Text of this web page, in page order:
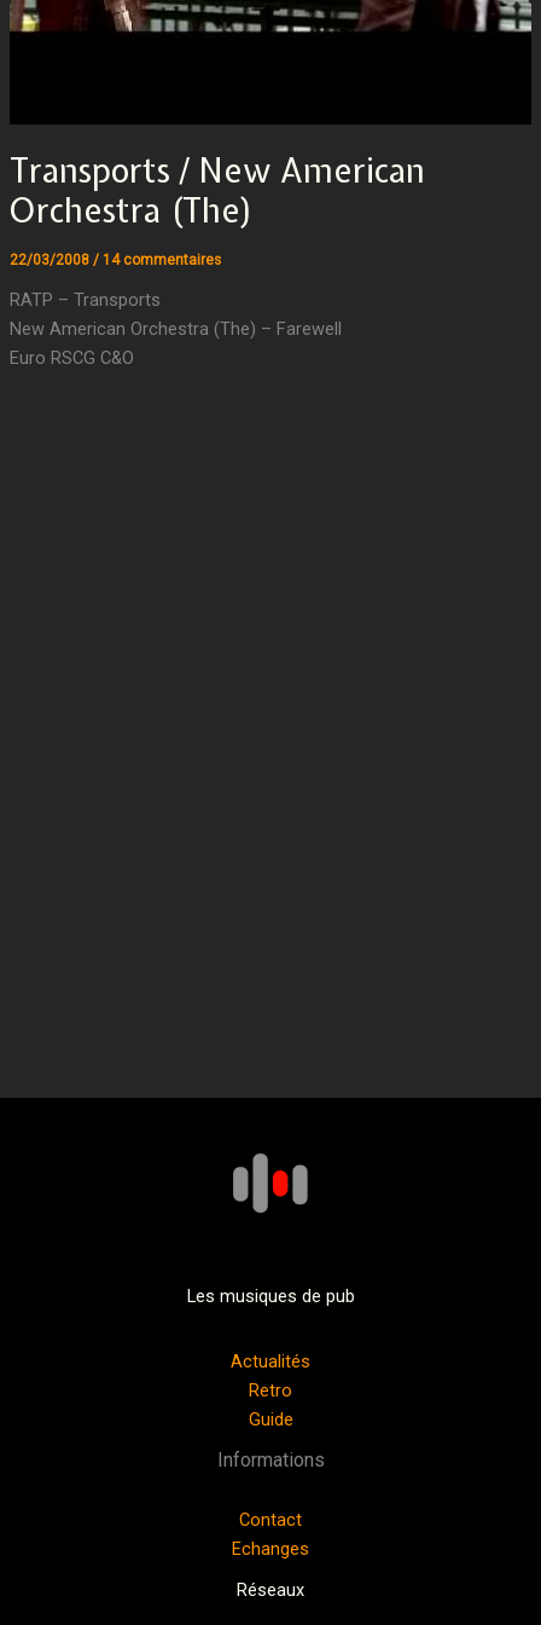
Transports / New American
Orchestra (The)
22/03/2008 / 14 commentaires
RATP – Transports
New American Orchestra (The) – Farewell
Euro RSCG C&O
Les musiques de pub
Actualités
Retro
Guide
Informations
Contact
Echanges
Réseaux